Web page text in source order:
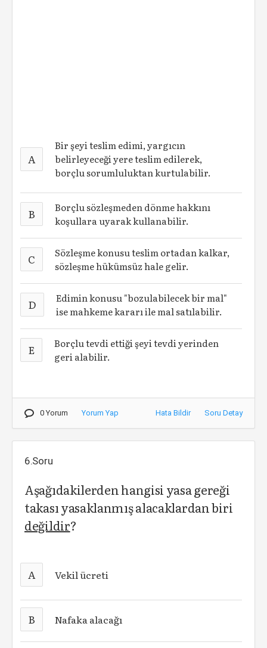
A
Bir şeyi teslim edimi, yargıcın
belirleyeceği yere teslim edilerek,
borçlu sorumluluktan kurtulabilir.
B
Borçlu sözleşmeden dönme hakkını
koşullara uyarak kullanabilir.
C
Sözleşme konusu teslim ortadan kalkar,
sözleşme hükümsüz hale gelir.
D
Edimin konusu "bozulabilecek bir mal"
ise mahkeme kararı ile mal satılabilir.
E
Borçlu tevdi ettiği şeyi tevdi yerinden
geri alabilir.
0 Yorum Yorum Yap Hata Bildir Soru Detay
6.Soru
Aşağıdakilerden hangisi yasa gereği
takası yasaklanmış alacaklardan biri
değildir?
A Vekil ücreti
B Nafaka alacağı